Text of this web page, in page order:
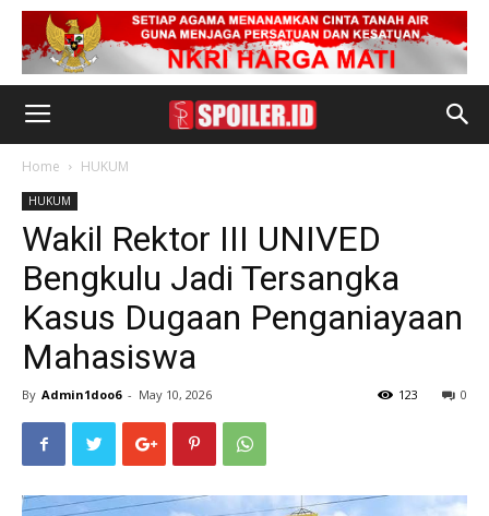
Home HUKUM
HUKUM
Wakil Rektor III UNIVED
Bengkulu Jadi Tersangka
Kasus Dugaan Penganiayaan
Mahasiswa
By Admin1doo6 - May 10, 2026 0
123